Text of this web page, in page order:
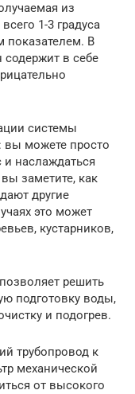
из
1-3 градуса
показателем. В
содержит в себе
системы
вы можете просто
и наслаждаться
заметите, как
другие
это может
кустарников,
решить
подготовку воды,
и подогрев.
трубопровод к
механической
от высокого